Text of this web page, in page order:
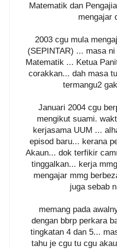
Matematik dan
mengajar
2003 cgu mula
(SEPINTAR) ... masa
Matematik ... Ketua
corakkan... dah masa
termangu2
Januari 2004 cgu
mengikut suami.
kerjasama UUM ...
episod baru... kerana
Akaun... dok terfikir
tinggalkan... kerja
mengajar mmg
juga sebab
memang pada
dengan bbrp perkara
tingkatan 4 dan 5...
tahu je cgu tu cgu